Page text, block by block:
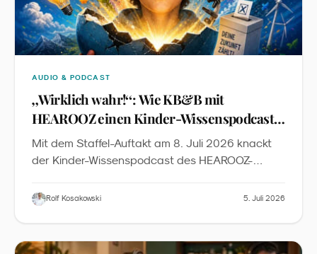
AUDIO & PODCAST
„Wirklich wahr!“: Wie KB&B mit
HEAROOZ einen Kinder-Wissenspodcast
auf Peer-Review-Niveau baut
Mit dem Staffel-Auftakt am 8. Juli 2026 knackt
der Kinder-Wissenspodcast des HEAROOZ-
sich Peer-Review-Standards, dreimal-
kindgerechten Wissenschaftskommunikation
Rolf Kosakowski 5. Juli 2026